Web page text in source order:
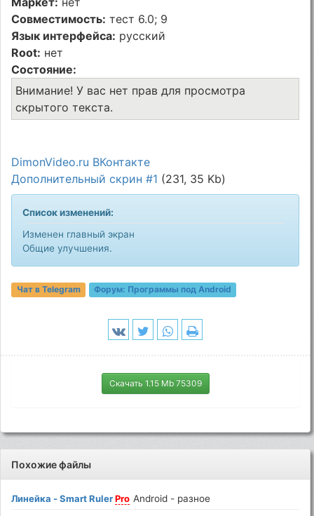
Совместимость: тест 6.0; 9
Язык интерфейса: русский
Root: нет
Состояние:
Внимание! У вас нет прав для просмотра
скрытого текста.
DimonVideo.ru ВКонтакте
Дополнительный скрин #1 (231, 35 Kb)
Список изменений:
Изменен главный экран
Общие улучшения.
Чат в Telegram Форум: Программы под Android
Скачать 1.15 Mb 75309
Похожие файлы
Линейка - Smart RulerPro Android - разное